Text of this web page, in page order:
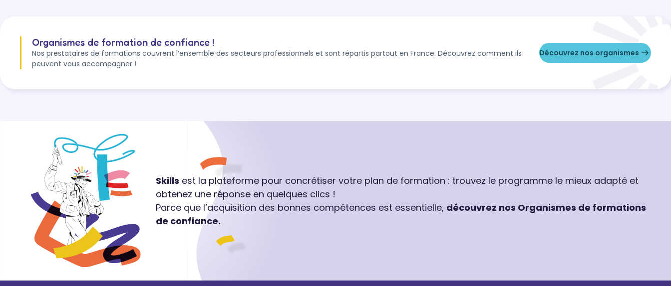
Organismes de formation de confiance !
Nos prestataires de formations couvrent l’ensemble des secteurs professionnels et sont répartis partout en France. Découvrez comment ils
peuvent vous accompagner !
Découvrez nos organismes
Skills est la plateforme pour concrétiser votre plan de formation : trouvez le programme le mieux adapté et
obtenez une réponse en quelques clics !
Parce que l’acquisition des bonnes compétences est essentielle, découvrez nos Organismes de formations
de confiance.